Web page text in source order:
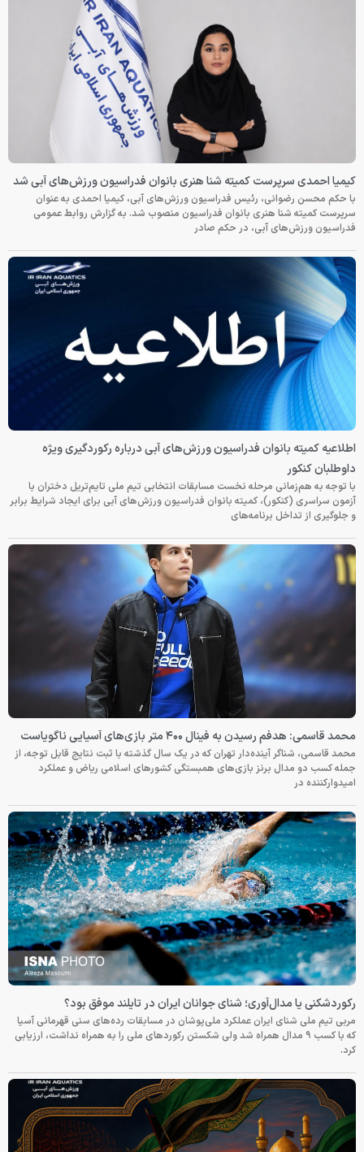
کیمیا احمدی سرپرست کمیته شنا هنری بانوان فدراسیون ورزش‌های آبی شد
با حکم محسن رضوانی، رئیس فدراسیون ورزش‌های آبی، کیمیا احمدی به عنوان
سرپرست کمیته شنا هنری بانوان فدراسیون منصوب شد. به گزارش روابط عمومی
فدراسیون ورزش‌های آبی، در حکم صادر
اطلاعیه کمیته بانوان فدراسیون ورزش‌های آبی درباره رکوردگیری ویژه
داوطلبان کنکور
با توجه به هم‌زمانی مرحله نخست مسابقات انتخابی تیم ملی تایم‌تریل دختران با
آزمون سراسری (کنکور)، کمیته بانوان فدراسیون ورزش‌های آبی برای ایجاد شرایط برابر
و جلوگیری از تداخل برنامه‌های
محمد قاسمی: هدفم رسیدن به فینال ۴۰۰ متر بازی‌های آسیایی ناگویاست
محمد قاسمی، شناگر آینده‌دار تهران که در یک سال گذشته با ثبت نتایج قابل توجه، از
جمله کسب دو مدال برنز بازی‌های همبستگی کشورهای اسلامی ریاض و عملکرد
امیدوارکننده در
رکوردشکنی یا مدال‌آوری؛ شنای جوانان ایران در تایلند موفق بود؟
مربی تیم ملی شنای ایران عملکرد ملی‌پوشان در مسابقات رده‌های سنی قهرمانی آسیا
که با کسب ۹ مدال همراه شد ولی شکستن رکوردهای ملی را به همراه نداشت، ارزیابی
کرد.